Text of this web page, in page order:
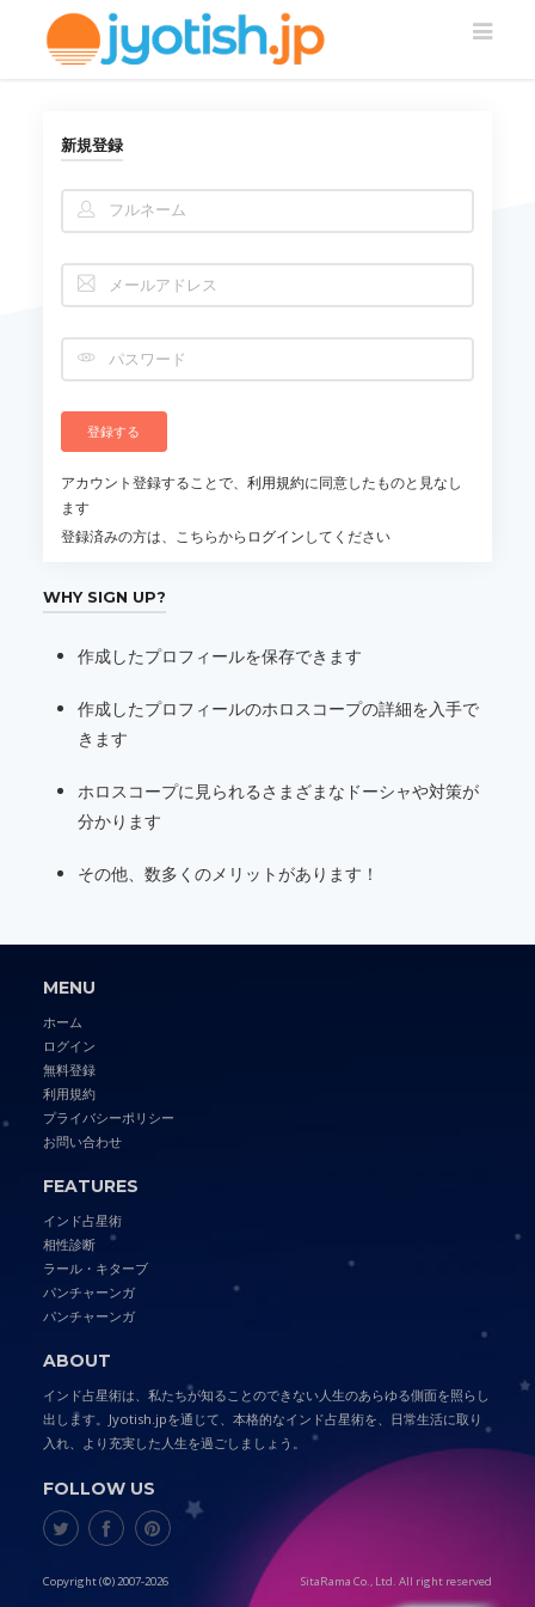
新規登録
アカウント登録することで、 利用規約に同意したものと見なし
ます
登録済みの方は、こちらから ログインしてください
WHY SIGN UP?
作成したプロフィールを保存できます
作成したプロフィールのホロスコープの詳細を入手で
きます
ホロスコープに見られるさまざまなドーシャや対策が
分かります
その他、数多くのメリットがあります！
MENU
ホーム
ログイン
無料登録
利用規約
プライバシーポリシー
お問い合わせ
FEATURES
インド占星術
相性診断
ラール・キターブ
パンチャーンガ
パンチャーンガ
ABOUT
インド占星術は、私たちが知ることのできない人生のあらゆる側面を照らし
出します。Jyotish.jpを通じて、本格的なインド占星術を、日常生活に取り
入れ、より充実した人生を過ごしましょう。
FOLLOW US
Copyright (©) 2007-2026 SitaRama Co., Ltd. All right reserved